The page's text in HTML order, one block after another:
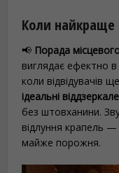
Коли найкраще
📢 Порада
виглядає ефектно
коли відвідувачів
ідеальні
без штовханини.
відлуння крапель
майже порожня.